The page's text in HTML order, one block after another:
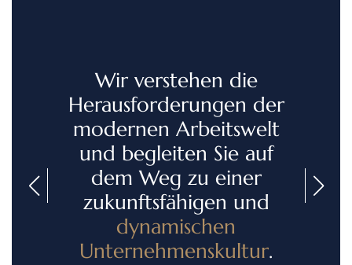
Wir verstehen die
Herausforderungen der
modernen Arbeitswelt
und begleiten Sie auf
dem Weg zu einer
zukunftsfähigen und
dynamischen
Unternehmenskultur.